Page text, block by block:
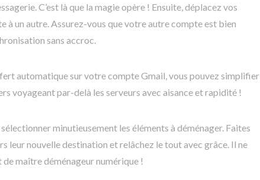
C’est là que la magie opère ! Ensuite, déplacez vos
à un autre. Assurez-vous que votre autre compte est bien
sans accroc.
automatique sur votre compte Gmail, vous pouvez simplifier
voyageant par-delà les serveurs avec aisance et rapidité !
minutieusement les éléments à déménager. Faites
leur nouvelle destination et relâchez le tout avec grâce. Il ne
maître déménageur numérique !